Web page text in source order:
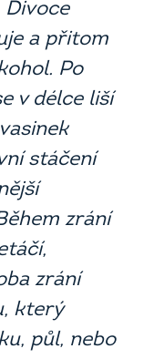
a přitom
Po
v délce liší
stáčení
zrání
zrání
který
půl, nebo